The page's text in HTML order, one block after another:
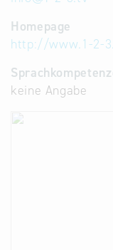
Homepage
http://www.1-2-
keine Angabe